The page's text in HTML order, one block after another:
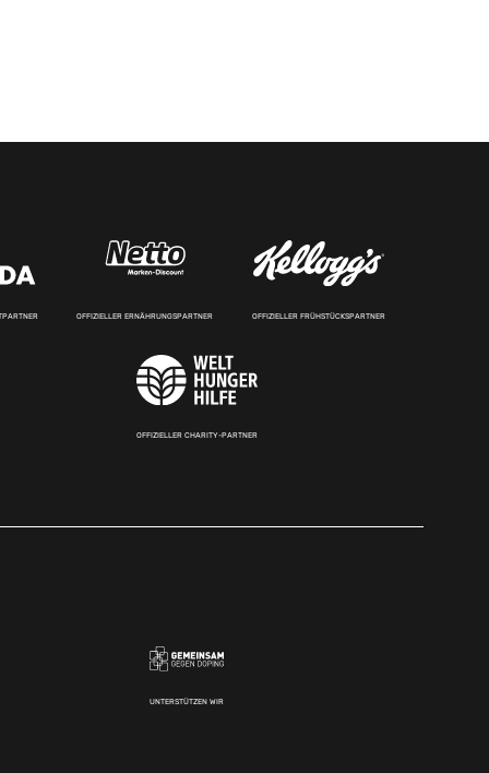
OFFIZIELLER ERNÄHRUNGSPARTNER OFFIZIELLER FRÜHSTÜCKSPARTNER
OFFIZIELLER CHARITY-PARTNER
UNTERSTÜTZEN WIR